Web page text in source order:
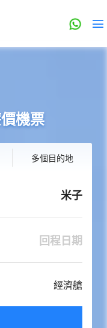
機票
多個目的地
米子
回程日期
經濟艙